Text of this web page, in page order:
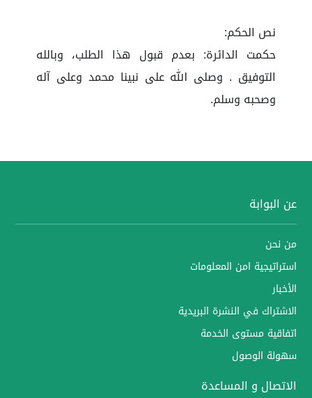
نص الحكم:
حكمت الدائرة: بعدم قبول هذا الطلب، وبالله
التوفيق . وصلى الله على نبينا محمد وعلى آله
وصحبه وسلم.
عن البوابة
من نحن
استراتيجية امن المعلومات
الأخبار
الاشتراك في النشرة البريدية
اتفاقية مستوى الخدمة
سهولة الوصول
الاتصال و المساعدة